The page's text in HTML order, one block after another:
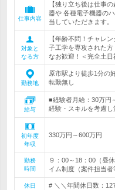
仕事内容
【独り立ち後は仕事
器や 各種電子機器の
当していただきます。
対象と
なる方
【年齢不問！チャレ
子工学を専攻された
なお歓迎！＜完全土日
勤務地
原市駅より徒歩1分の
転勤無し
給与
■経験者月給：30万円
経験・スキルを考慮
初年度
年収
330万円～600万円
勤務
時間
９：00～18：00（昼
イム制度（案件担当
休日
# ＼＼年間休日数：